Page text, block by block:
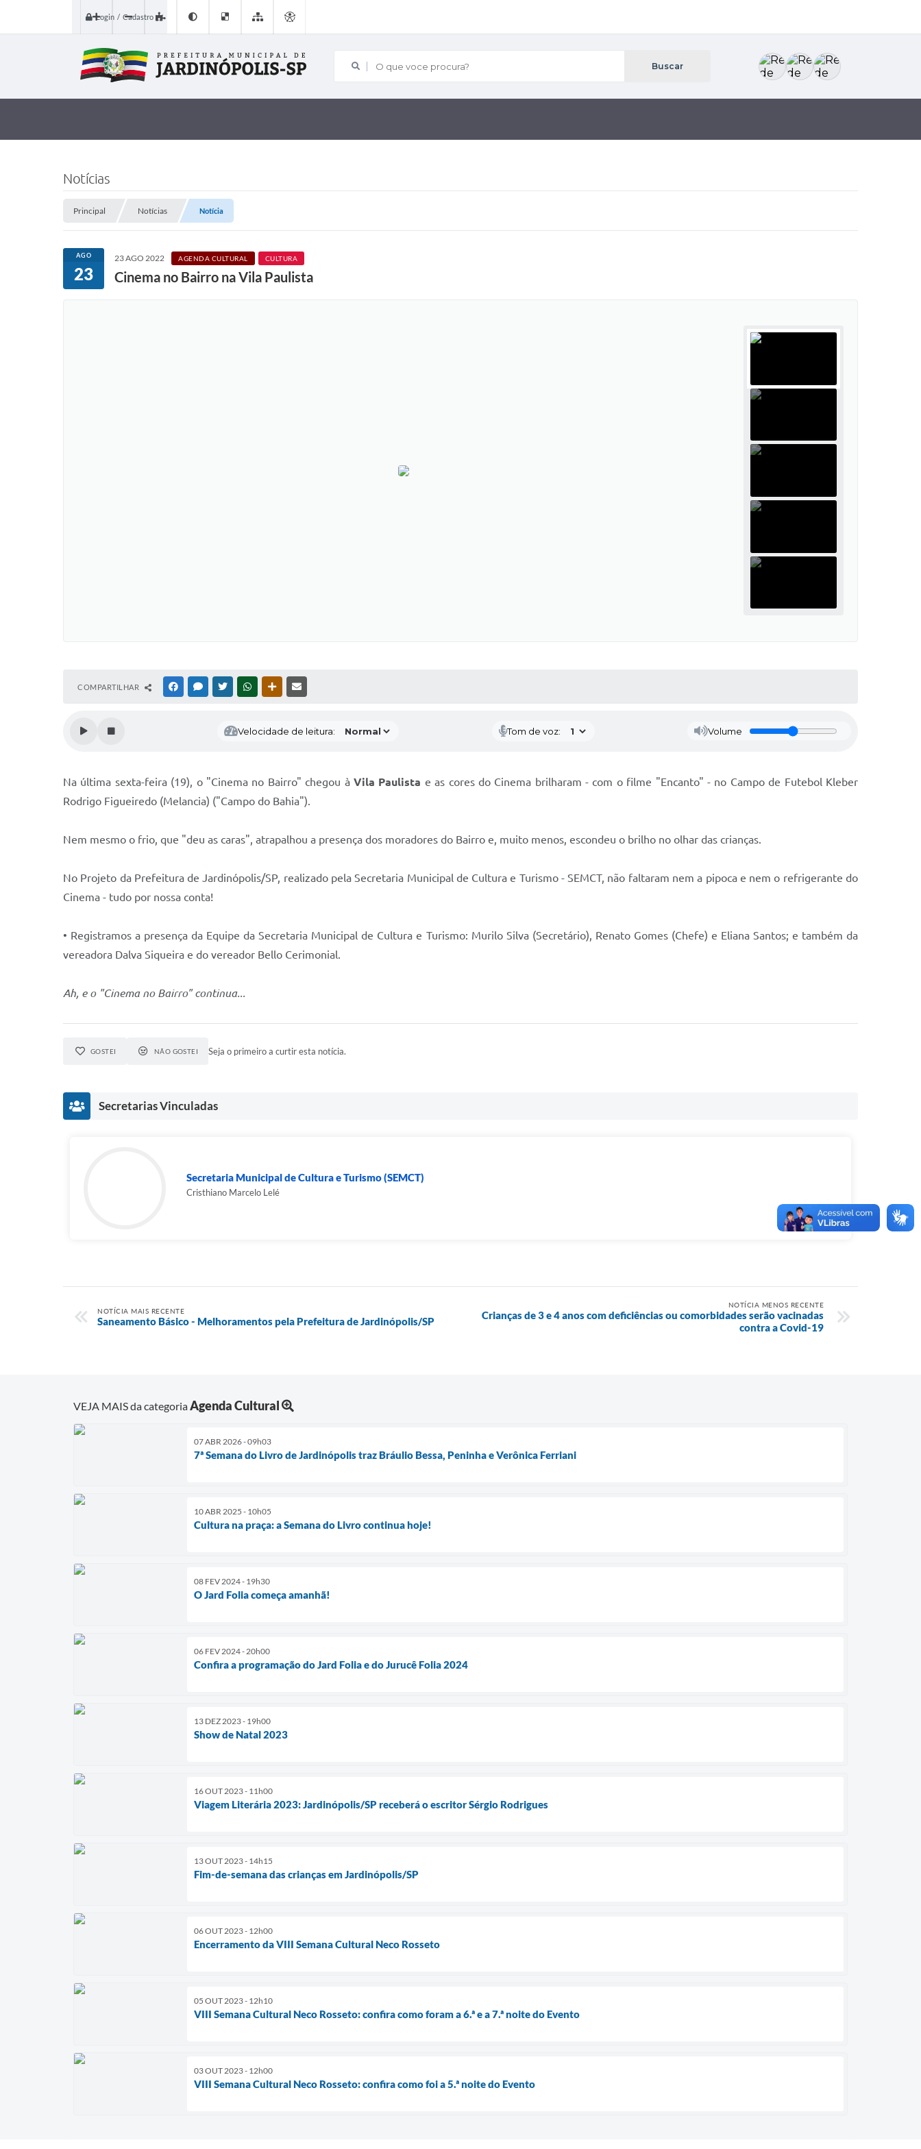
Login / Cadastro
O que voce procura?
Notícias
Principal Notícias Notícia
AGO
23
23 AGO 2022 AGENDA CULTURAL CULTURA
Cinema no Bairro na Vila Paulista
COMPARTILHAR FACEBOOKMESSENGER
TWITTERWHATSAPPOUTRAS MÍDIAS
Velocidade de leitura: Tom de voz: Volume
Na última sexta-feira (19), o "Cinema no Bairro" chegou à Vila Paulista e as cores do Cinema brilharam - com o filme "Encanto" - no Campo de Futebol Kleber
Rodrigo Figueiredo (Melancia) ("Campo do Bahia").
Nem mesmo o frio, que "deu as caras", atrapalhou a presença dos moradores do Bairro e, muito menos, escondeu o brilho no olhar das crianças.
No Projeto da Prefeitura de Jardinópolis/SP, realizado pela Secretaria Municipal de Cultura e Turismo - SEMCT, não faltaram nem a pipoca e nem o refrigerante do
Cinema - tudo por nossa conta!
• Registramos a presença da Equipe da Secretaria Municipal de Cultura e Turismo: Murilo Silva (Secretário), Renato Gomes (Chefe) e Eliana Santos; e também da
vereadora Dalva Siqueira e do vereador Bello Cerimonial.
Ah, e o "Cinema no Bairro" continua...
GOSTEI NÃO GOSTEI Seja o primeiro a curtir esta notícia.
Secretarias Vinculadas
Secretaria Municipal de Cultura e Turismo (SEMCT)
Cristhiano Marcelo Lelé
NOTÍCIA MAIS RECENTE
Saneamento Básico - Melhoramentos pela Prefeitura de Jardinópolis/SP
NOTÍCIA MENOS RECENTE
Crianças de 3 e 4 anos com deficiências ou comorbidades serão vacinadas
contra a Covid-19
VEJA MAIS da categoriaAgenda Cultural
07 ABR 2026 - 09h03
7ª Semana do Livro de Jardinópolis traz Bráulio Bessa, Peninha e Verônica Ferriani
10 ABR 2025 - 10h05
Cultura na praça: a Semana do Livro continua hoje!
08 FEV 2024 - 19h30
O Jard Folia começa amanhã!
06 FEV 2024 - 20h00
Confira a programação do Jard Folia e do Jurucê Folia 2024
13 DEZ 2023 - 19h00
Show de Natal 2023
16 OUT 2023 - 11h00
Viagem Literária 2023: Jardinópolis/SP receberá o escritor Sérgio Rodrigues
13 OUT 2023 - 14h15
Fim-de-semana das crianças em Jardinópolis/SP
06 OUT 2023 - 12h00
Encerramento da VIII Semana Cultural Neco Rosseto
05 OUT 2023 - 12h10
VIII Semana Cultural Neco Rosseto: confira como foram a 6.ª e a 7.ª noite do Evento
03 OUT 2023 - 12h00
VIII Semana Cultural Neco Rosseto: confira como foi a 5.ª noite do Evento